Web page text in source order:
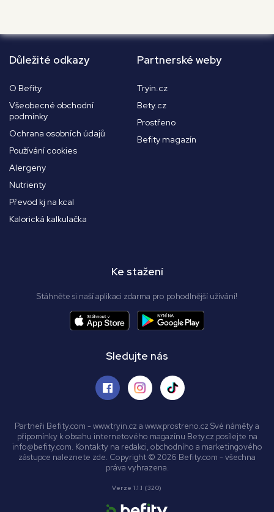
Důležité odkazy
O Befity
Všeobecné obchodní
podmínky
Ochrana osobních údajů
Používání cookies
Alergeny
Nutrienty
Převod kj na kcal
Kalorická kalkulačka
Partnerské weby
Tryin.cz
Bety.cz
Prostřeno
Befity magazín
Ke stažení
Stáhněte si naší aplikaci zdarma pro pohodlnější užívání!
Sledujte nás
Partneři Befity.com - www.tryin.cz a www.prostreno.cz Své náměty a
připomínky k obsahu internetového magazínu Bety.cz posílejte na
info@befity.com. Kontakty na redakci, obchodního a marketingového
zástupce naleznete zde. Copyright © 2026 Befity.com - všechna
práva vyhrazena.
Verze 1.1.1 (320)